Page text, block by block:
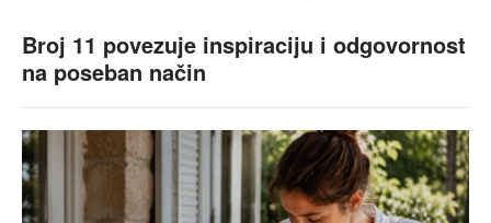
Broj 11 povezuje inspiraciju i odgovornost
na poseban način